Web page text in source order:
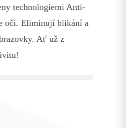
technologiemi Anti-
oči. Eliminují blikání a
Ať už z